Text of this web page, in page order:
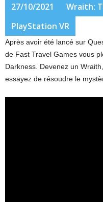
27/10/2021
Wraith:
PlayStation VR
Après avoir été lancé sur
de Fast Travel Games vous
Darkness. Devenez un
essayez de résoudre le